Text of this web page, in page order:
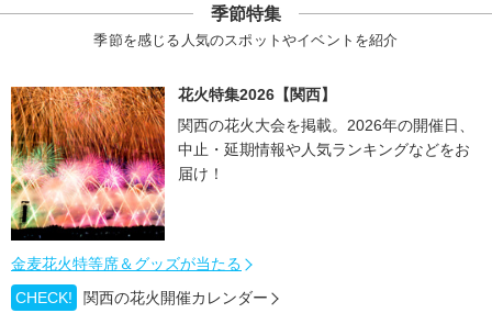
季節特集
季節を感じる人気のスポットやイベントを紹介
花火特集2026【関西】
関西の花火大会を掲載。2026年の開催日、
中止・延期情報や人気ランキングなどをお
届け！
金麦花火特等席＆グッズが当たる
CHECK!
関西の花火開催カレンダー